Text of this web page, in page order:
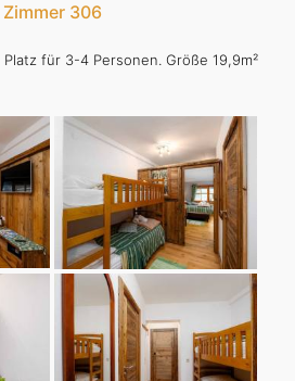
Zimmer 306
für 3-4 Personen. Größe 19,9m²